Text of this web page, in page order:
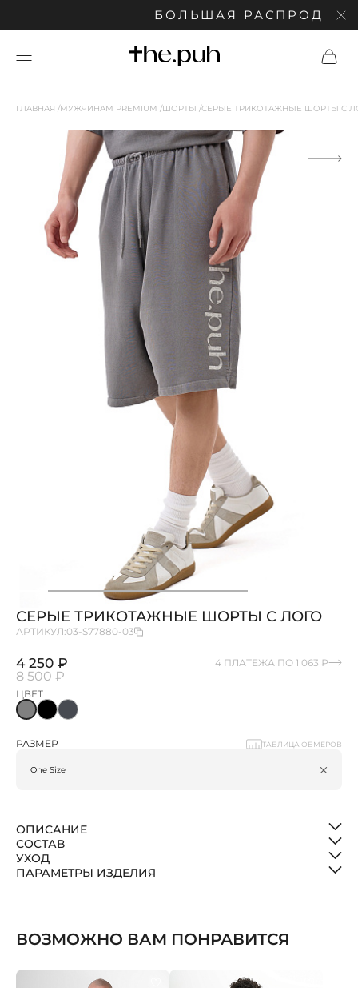
БОЛЬШАЯ РАСПРОДАЖА:
ГЛАВНАЯ МУЖЧИНАМ PREMIUM ШОРТЫ СЕРЫЕ ТРИКОТАЖНЫЕ ШОРТЫ С
СЕРЫЕ ТРИКОТАЖНЫЕ ШОРТЫ С ЛОГО
АРТИКУЛ:03-S77880-03
4 250 ₽
8 500 ₽
4 ПЛАТЕЖА ПО 1 063 ₽
ЦВЕТ
РАЗМЕР ТАБЛИЦА ОБМЕРОВ
ОПИСАНИЕ
СОСТАВ
УХОД
ПАРАМЕТРЫ ИЗДЕЛИЯ
ВОЗМОЖНО ВАМ ПОНРАВИТСЯ